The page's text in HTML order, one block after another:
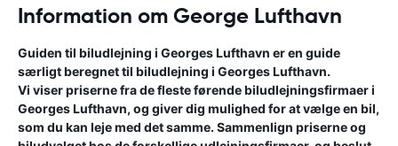
Information om George Lufthavn
Guiden til biludlejning i Georges Lufthavn er en guide
særligt beregnet til biludlejning i Georges Lufthavn.
Vi viser priserne fra de fleste førende biludlejningsfirmaer i
Georges Lufthavn, og giver dig mulighed for at vælge en bil,
som du kan leje med det samme. Sammenlign priserne og